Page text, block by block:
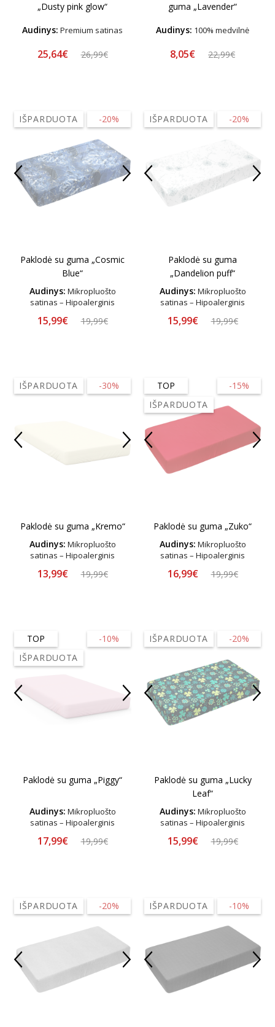
„Dusty pink glow“
Audinys: Premium satinas
25,64€ 26,99€
guma „Lavender“
Audinys: 100% medvilnė
8,05€ 22,99€
-20%
IŠPARDUOTA
Paklodė su guma „Cosmic
Blue“
Audinys: Mikropluošto
satinas – Hipoalerginis
15,99€ 19,99€
-20%
IŠPARDUOTA
Paklodė su guma
„Dandelion puff“
Audinys: Mikropluošto
satinas – Hipoalerginis
15,99€ 19,99€
-30%
IŠPARDUOTA
Paklodė su guma „Kremo“
Audinys: Mikropluošto
satinas – Hipoalerginis
13,99€ 19,99€
-15%
TOP
IŠPARDUOTA
Paklodė su guma „Zuko“
Audinys: Mikropluošto
satinas – Hipoalerginis
16,99€ 19,99€
-10%
TOP
IŠPARDUOTA
Paklodė su guma „Piggy“
Audinys: Mikropluošto
satinas – Hipoalerginis
17,99€ 19,99€
-20%
IŠPARDUOTA
Paklodė su guma „Lucky
Leaf“
Audinys: Mikropluošto
satinas – Hipoalerginis
15,99€ 19,99€
-20%
IŠPARDUOTA -10%
IŠPARDUOTA